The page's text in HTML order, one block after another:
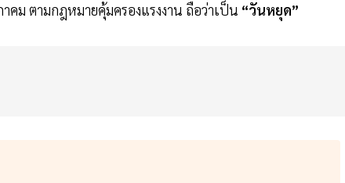
ม ตามกฎหมายคุ้มครองแรงงาน ถือว่าเป็น “วันหยุด”